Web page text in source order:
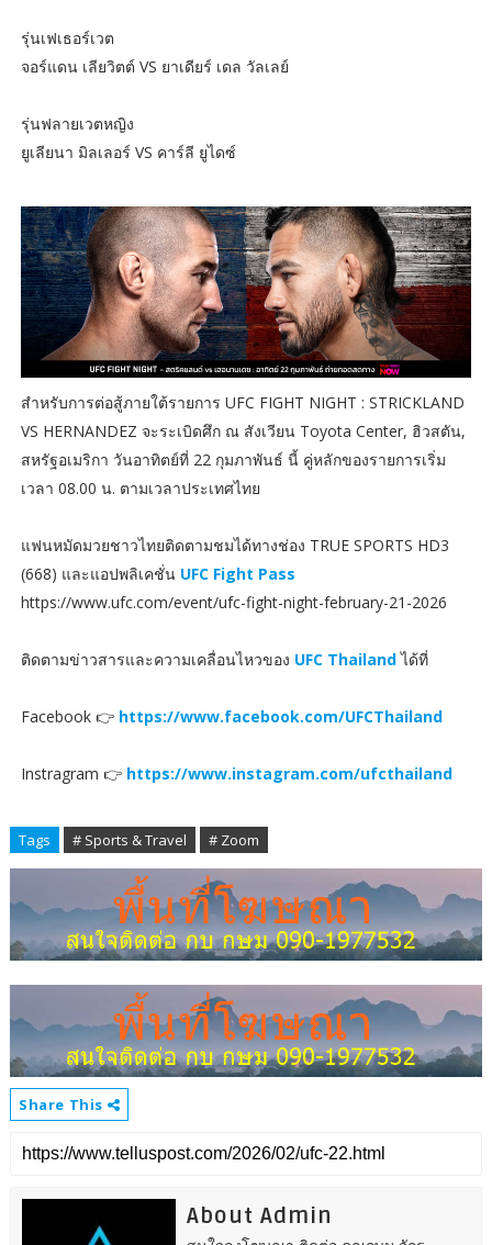
รุ่นเฟเธอร์เวต
จอร์แดน เลียวิตต์ VS ยาเดียร์ เดล วัลเลย์
รุ่นฟลายเวตหญิง
ยูเลียนา มิลเลอร์ VS คาร์ลี ยูไดซ์
สำหรับการต่อสู้ภายใต้รายการ UFC FIGHT NIGHT : STRICKLAND
VS HERNANDEZ จะระเบิดศึก ณ สังเวียน Toyota Center, ฮิวสตัน,
สหรัฐอเมริกา วันอาทิตย์ที่ 22 กุมภาพันธ์ นี้ คู่หลักของรายการเริ่ม
เวลา 08.00 น. ตามเวลาประเทศไทย
แฟนหมัดมวยชาวไทยติดตามชมได้ทางช่อง TRUE SPORTS HD3
(668) และแอปพลิเคชั่น UFC Fight Pass
https://www.ufc.com/event/ufc-fight-night-february-21-2026
ติดตามข่าวสารและความเคลื่อนไหวของ UFC Thailandได้ที่
Facebook 👉 https://www.facebook.com/UFCThailand
Instragram 👉 https://www.instagram.com/ufcthailand
Tags # Sports & Travel # Zoom
Share This
About Admin